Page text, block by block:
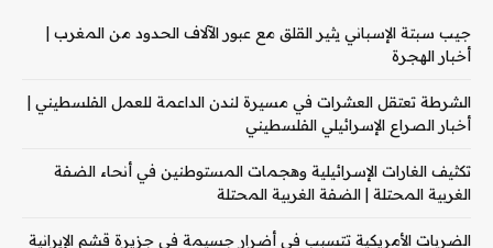
جيب سبتة الإسباني يثير القلق مع عبور الآلاف الحدود من المغرب |
أخبار الهجرة
الشرطة تعتقل العشرات في مسيرة لندن الداعمة للعمل الفلسطيني |
أخبار الصراع الإسرائيلي الفلسطيني
تكثيف الغارات الإسرائيلية وهجمات المستوطنين في أنحاء الضفة
الغربية المحتلة | الضفة الغربية المحتلة
الضربات الأمريكية تتسبب في أضرار جسيمة في جزيرة قشم الإيرانية